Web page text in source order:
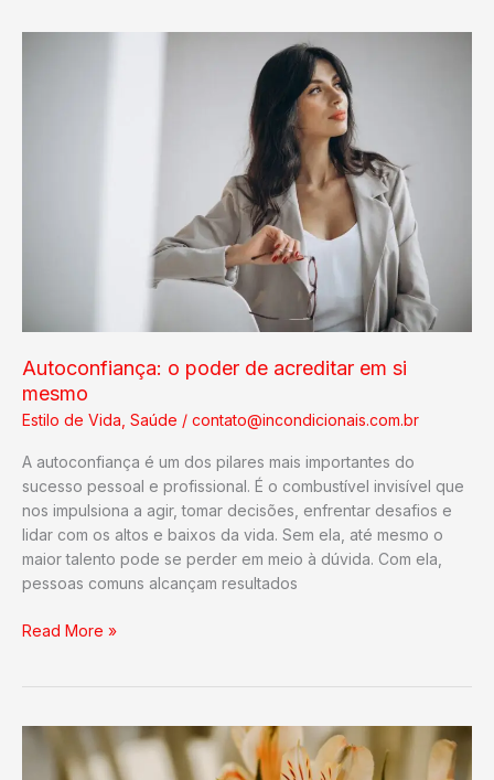
faltar
Autoconfiança: o poder de acreditar em si
mesmo
Estilo de Vida Saúde / contato@incondicionais.com.br
A autoconfiança é um dos pilares mais importantes do
sucesso pessoal e profissional. É o combustível invisível que
nos impulsiona a agir, tomar decisões, enfrentar desafios e
lidar com os altos e baixos da vida. Sem ela, até mesmo o
maior talento pode se perder em meio à dúvida. Com ela,
pessoas comuns alcançam resultados
Autoconfiança:
acreditar
Read More »